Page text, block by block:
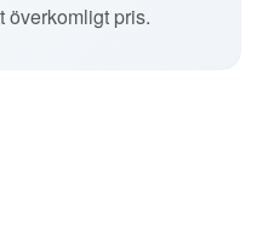
överkomligt pris.